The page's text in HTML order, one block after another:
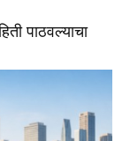
पाठवल्याचा